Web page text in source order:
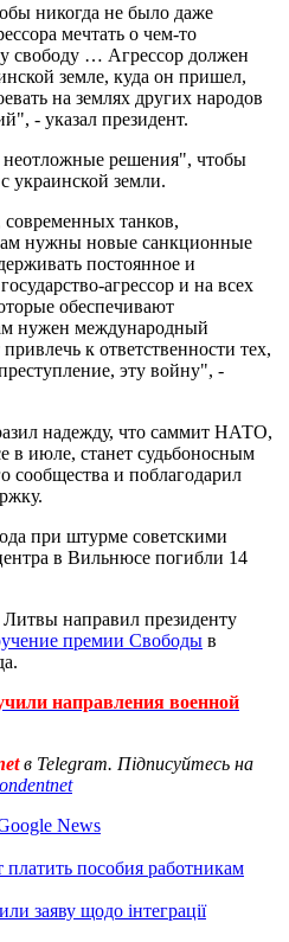
никогда не было даже
мечтать о чем-то
свободу … Агрессор должен
земле, куда он пришел,
на землях других народов
- указал президент.
решения", чтобы
украинской земли.
современных танков,
нужны новые санкционные
постоянное и
агрессор и на всех
обеспечивают
нужен международный
к ответственности тех,
эту войну", -
надежду, что саммит НАТО,
в июле, станет судьбоносным
сообщества и поблагодарил
при штурме советскими
в Вильнюсе погибли 14
направил президенту
премии Свободы в
направления военной
в Telegram. Підписуйтесь на
News
пособия работникам
заяву щодо інтеграції